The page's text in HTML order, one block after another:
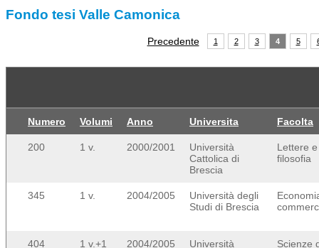
Fondo tesi Valle Camonica
Precedente 1 2 3 4 5
Numero Volumi Anno Universita Facolta
200 1 v. 2000/2001
Università
Cattolica di
Brescia
Lettere e
filosofia
345 1 v. 2004/2005
Università degli
Studi di Brescia
404
1 v.+1
2004/2005
Università
Scienze